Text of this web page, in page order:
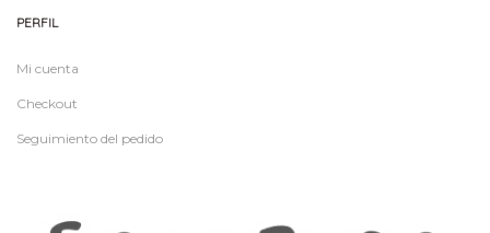
PERFIL
Mi cuenta
Checkout
Seguimiento del pedido